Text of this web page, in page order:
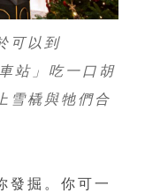
可以到
站」吃一口胡
雪橇與牠們合
發掘。你可一